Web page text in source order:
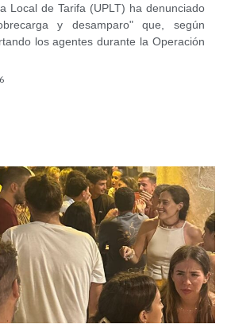
Local de Tarifa (UPLT) ha denunciado
y desamparo" que, según
los agentes durante la Operación